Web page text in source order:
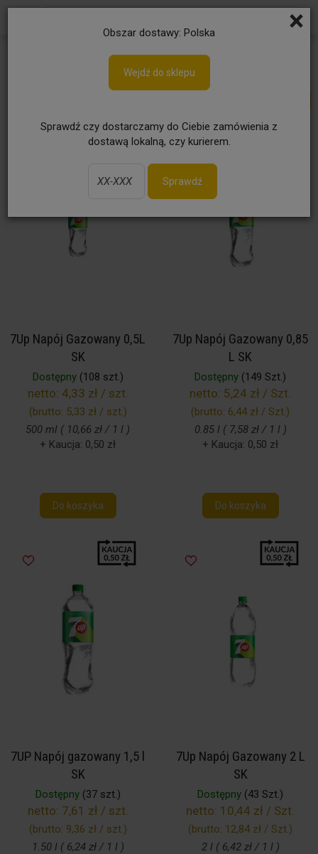
×
Obszar dostawy: Polska
Wejdź do sklepu
Sprawdź czy dostarczamy do Ciebie zamówienia z
dostawą lokalną, czy kurierem.
Sprawdź
7Up Napój Gazowany 0,5L
SK
Dostępny(108 szt.)
netto: 4,33 zł / szt.
(brutto: 5,33 zł / szt.)
500 ml ( 10,66 zł / 1 l )
+ Kaucja: 0,50 zł
Do koszyka
7Up Napój Gazowany 0,85
L SK
Dostępny (149 Szt.)
netto: 5,24 zł / Szt.
(brutto: 6,44 zł / Szt.)
0.85 l ( 7,58 zł / 1 l )
+ Kaucja: 0,50 zł
Do koszyka
7UP Napój gazowany 1,5 l
SK
Dostępny(37 szt.)
netto: 7,61 zł / szt.
(brutto: 9,36 zł / szt.)
1.50 l ( 6,24 zł / 1 l )
7Up Napój Gazowany 2 L
SK
Dostępny (43 Szt.)
netto: 10,44 zł / Szt.
(brutto: 12,84 zł / Szt.)
2 l ( 6,42 zł / 1 l )